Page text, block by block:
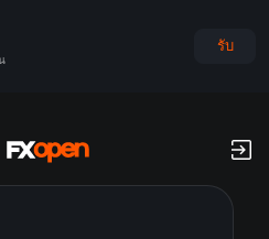
รับ